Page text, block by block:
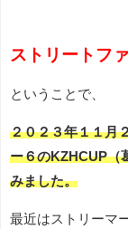
ストリートフ
ということで、
２０２３年１１月
ー６のKZHCUP（
みました。
最近はストリーマ